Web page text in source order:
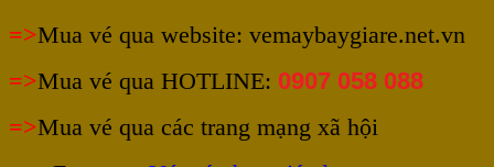
=>Mua vé qua website: vemaybaygiare.net.vn
=>Mua vé qua HOTLINE: 0907 058 088
=>Mua vé qua các trang mạng xã hội